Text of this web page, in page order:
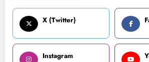
X (Twitter)
Instagram